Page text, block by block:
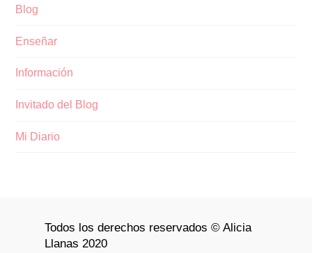
Blog
Enseñar
Información
Invitado del Blog
Mi Diario
Todos los derechos reservados © Alicia
Llanas 2020